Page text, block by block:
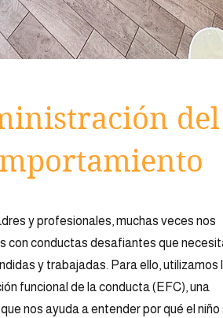
del
y profesionales, muchas veces nos
con conductas desafiantes que
y trabajadas. Para ello, utilizamos
funcional de la conducta (EFC), una
nos ayuda a entender por qué el niño